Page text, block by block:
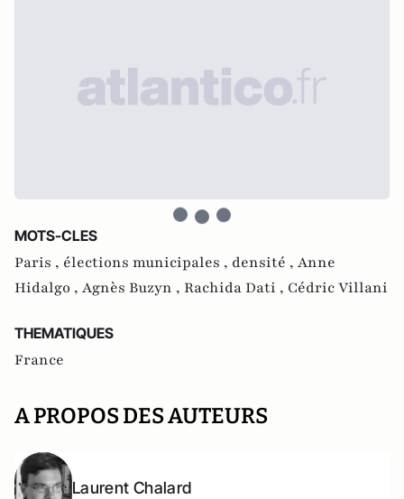
MOTS-CLES
Paris , élections municipales , densité , Anne
Hidalgo , Agnès Buzyn , Rachida Dati , Cédric Villani
THEMATIQUES
France
A PROPOS DES AUTEURS
Laurent Chalard